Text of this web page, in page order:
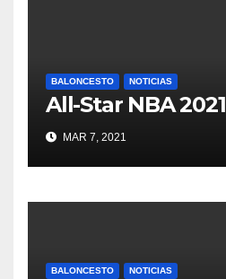
BALONCESTO NOTICIAS
All-Star NBA 2021
MAR 7, 2021
BALONCESTO NOTICIAS